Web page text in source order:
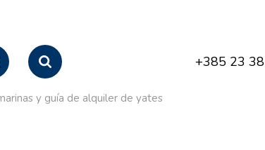
+385 23
y guía de alquiler de yates